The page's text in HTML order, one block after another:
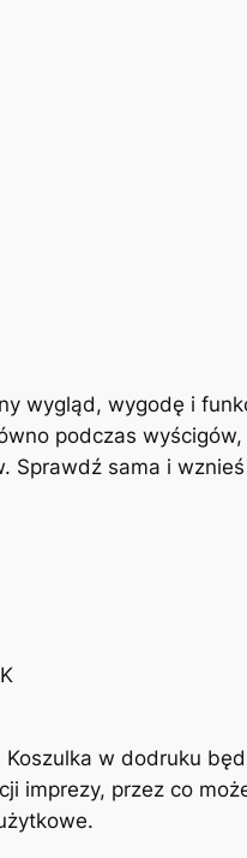
W
G
wygląd, wygodę i
podczas
Sprawdź sama i
w dodruku
imprezy, przez co